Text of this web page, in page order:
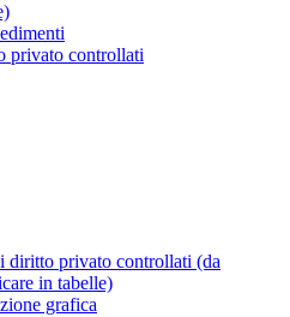
privato controllati
diritto privato controllati (da
in tabelle)
grafica